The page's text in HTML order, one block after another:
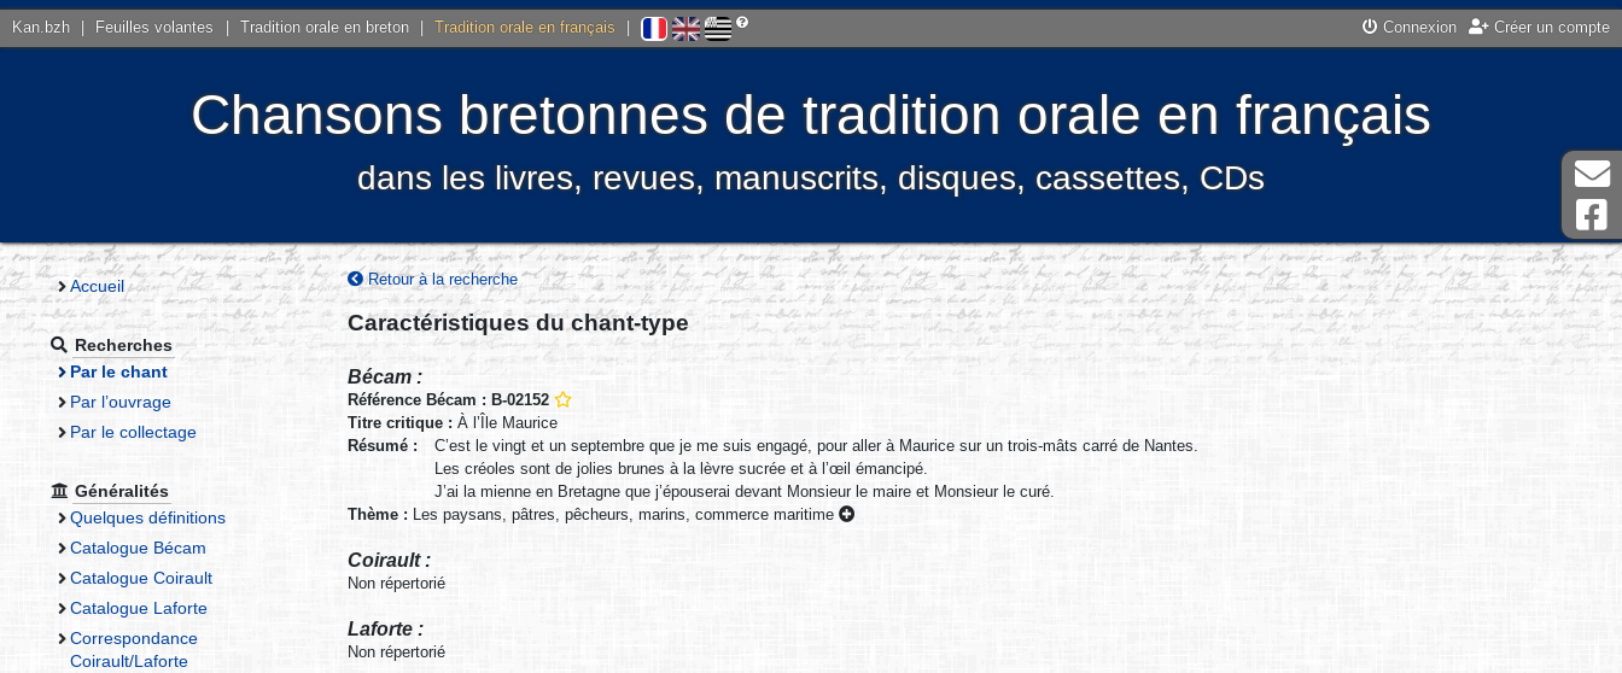
Kan.bzh Feuilles volantes Tradition orale en breton Tradition orale en français Connexion Créer un compte
Chansons bretonnes de tradition orale en français
dans les livres, revues, manuscrits, disques, cassettes, CDs
Accueil
Recherches
Par le chant
Par l’ouvrage
Par le collectage
Généralités
Quelques définitions
Catalogue Bécam
Catalogue Coirault
Catalogue Laforte
Correspondance
Coirault/Laforte
Retour à la recherche
Caractéristiques du chant-type
Bécam :
Référence Bécam : B-02152
Titre critique : À l’Île Maurice
Résumé :
C’est le vingt et un septembre que je me suis engagé, pour aller à Maurice sur un trois-mâts carré de Nantes.
Les créoles sont de jolies brunes à la lèvre sucrée et à l’œil émancipé.
J’ai la mienne en Bretagne que j’épouserai devant Monsieur le maire et Monsieur le curé.
Thème : Les paysans, pâtres, pêcheurs, marins, commerce maritime
Coirault :
Non répertorié
Laforte :
Non répertorié